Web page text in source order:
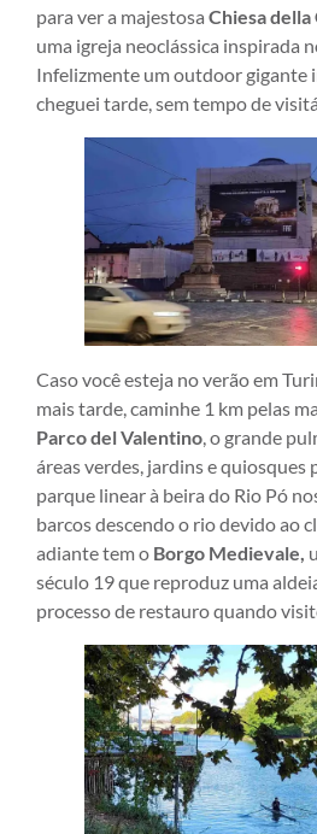
para ver a majestosa Chiesa
uma igreja neoclássica inspirada
Infelizmente um outdoor gigante
cheguei tarde, sem tempo de
Caso você esteja no verão em
mais tarde, caminhe 1 km pelas
Parco del Valentino, o grande
áreas verdes, jardins e quiosques
parque linear à beira do Rio Pó
barcos descendo o rio devido ao
adiante tem o Borgo Medievale,
século 19 que reproduz uma
processo de restauro quando